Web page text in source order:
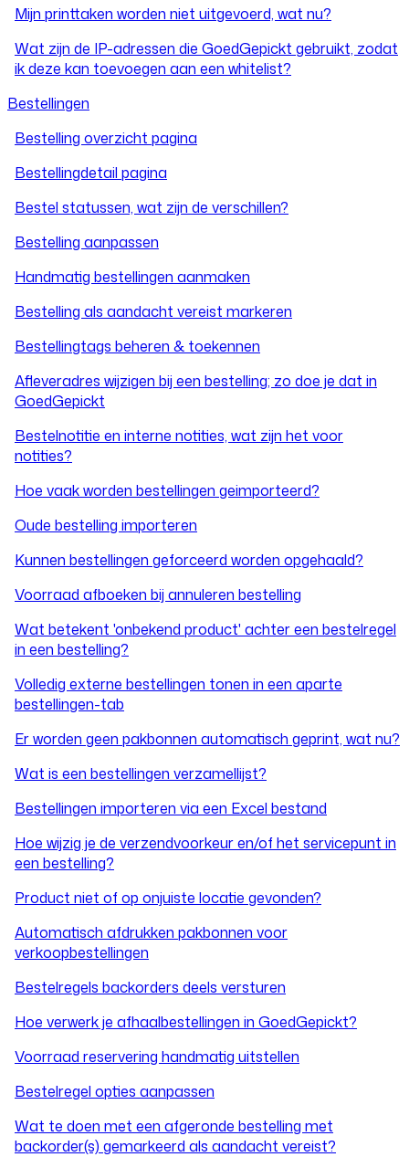
Mijn printtaken worden niet uitgevoerd, wat nu?
Wat zijn de IP-adressen die GoedGepickt gebruikt, zodat
ik deze kan toevoegen aan een whitelist?
Bestellingen
Bestelling overzicht pagina
Bestellingdetail pagina
Bestel statussen, wat zijn de verschillen?
Bestelling aanpassen
Handmatig bestellingen aanmaken
Bestelling als aandacht vereist markeren
Bestellingtags beheren & toekennen
Afleveradres wijzigen bij een bestelling; zo doe je dat in
GoedGepickt
Bestelnotitie en interne notities, wat zijn het voor
notities?
Hoe vaak worden bestellingen geimporteerd?
Oude bestelling importeren
Kunnen bestellingen geforceerd worden opgehaald?
Voorraad afboeken bij annuleren bestelling
Wat betekent 'onbekend product' achter een bestelregel
in een bestelling?
Volledig externe bestellingen tonen in een aparte
bestellingen-tab
Er worden geen pakbonnen automatisch geprint, wat nu?
Wat is een bestellingen verzamellijst?
Bestellingen importeren via een Excel bestand
Hoe wijzig je de verzendvoorkeur en/of het servicepunt in
een bestelling?
Product niet of op onjuiste locatie gevonden?
Automatisch afdrukken pakbonnen voor
verkoopbestellingen
Bestelregels backorders deels versturen
Hoe verwerk je afhaalbestellingen in GoedGepickt?
Voorraad reservering handmatig uitstellen
Bestelregel opties aanpassen
Wat te doen met een afgeronde bestelling met
backorder(s) gemarkeerd als aandacht vereist?